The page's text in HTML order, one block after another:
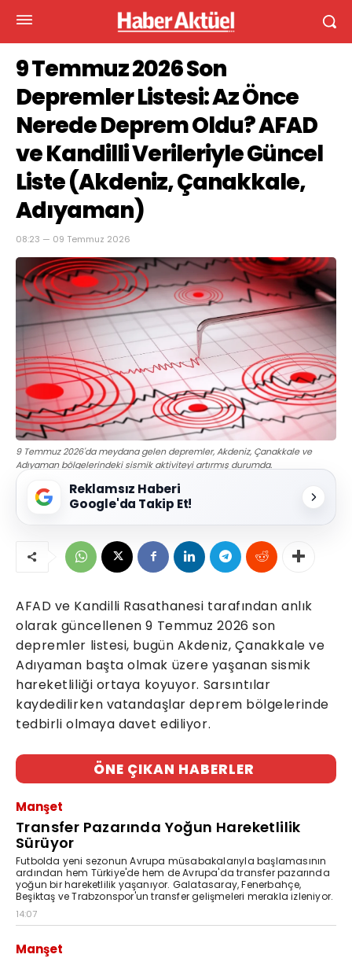
9 Temmuz 2026 Son
Depremler Listesi: Az Önce
Nerede Deprem Oldu? AFAD
ve Kandilli Verileriyle Güncel
Liste (Akdeniz, Çanakkale,
Adıyaman)
08:23 — 09 Temmuz 2026
9 Temmuz 2026'da meydana gelen depremler, Akdeniz, Çanakkale ve
Adıyaman bölgelerindeki sismik aktiviteyi artırmış durumda.
Reklamsız Haberi
Google'da Takip Et!
AFAD ve Kandilli Rasathanesi tarafından anlık
olarak güncellenen 9 Temmuz 2026 son
depremler listesi, bugün Akdeniz, Çanakkale ve
Adıyaman başta olmak üzere yaşanan sismik
hareketliliği ortaya koyuyor. Sarsıntılar
kaydedilirken vatandaşlar deprem bölgelerinde
tedbirli olmaya davet ediliyor.
ÖNE ÇIKAN HABERLER
Manşet
Transfer Pazarında Yoğun Hareketlilik
Sürüyor
Futbolda yeni sezonun Avrupa müsabakalarıyla başlamasının
ardından hem Türkiye'de hem de Avrupa'da transfer pazarında
yoğun bir hareketlilik yaşanıyor. Galatasaray, Fenerbahçe,
Beşiktaş ve Trabzonspor'un transfer gelişmeleri merakla izleniyor.
14:07
Manşet